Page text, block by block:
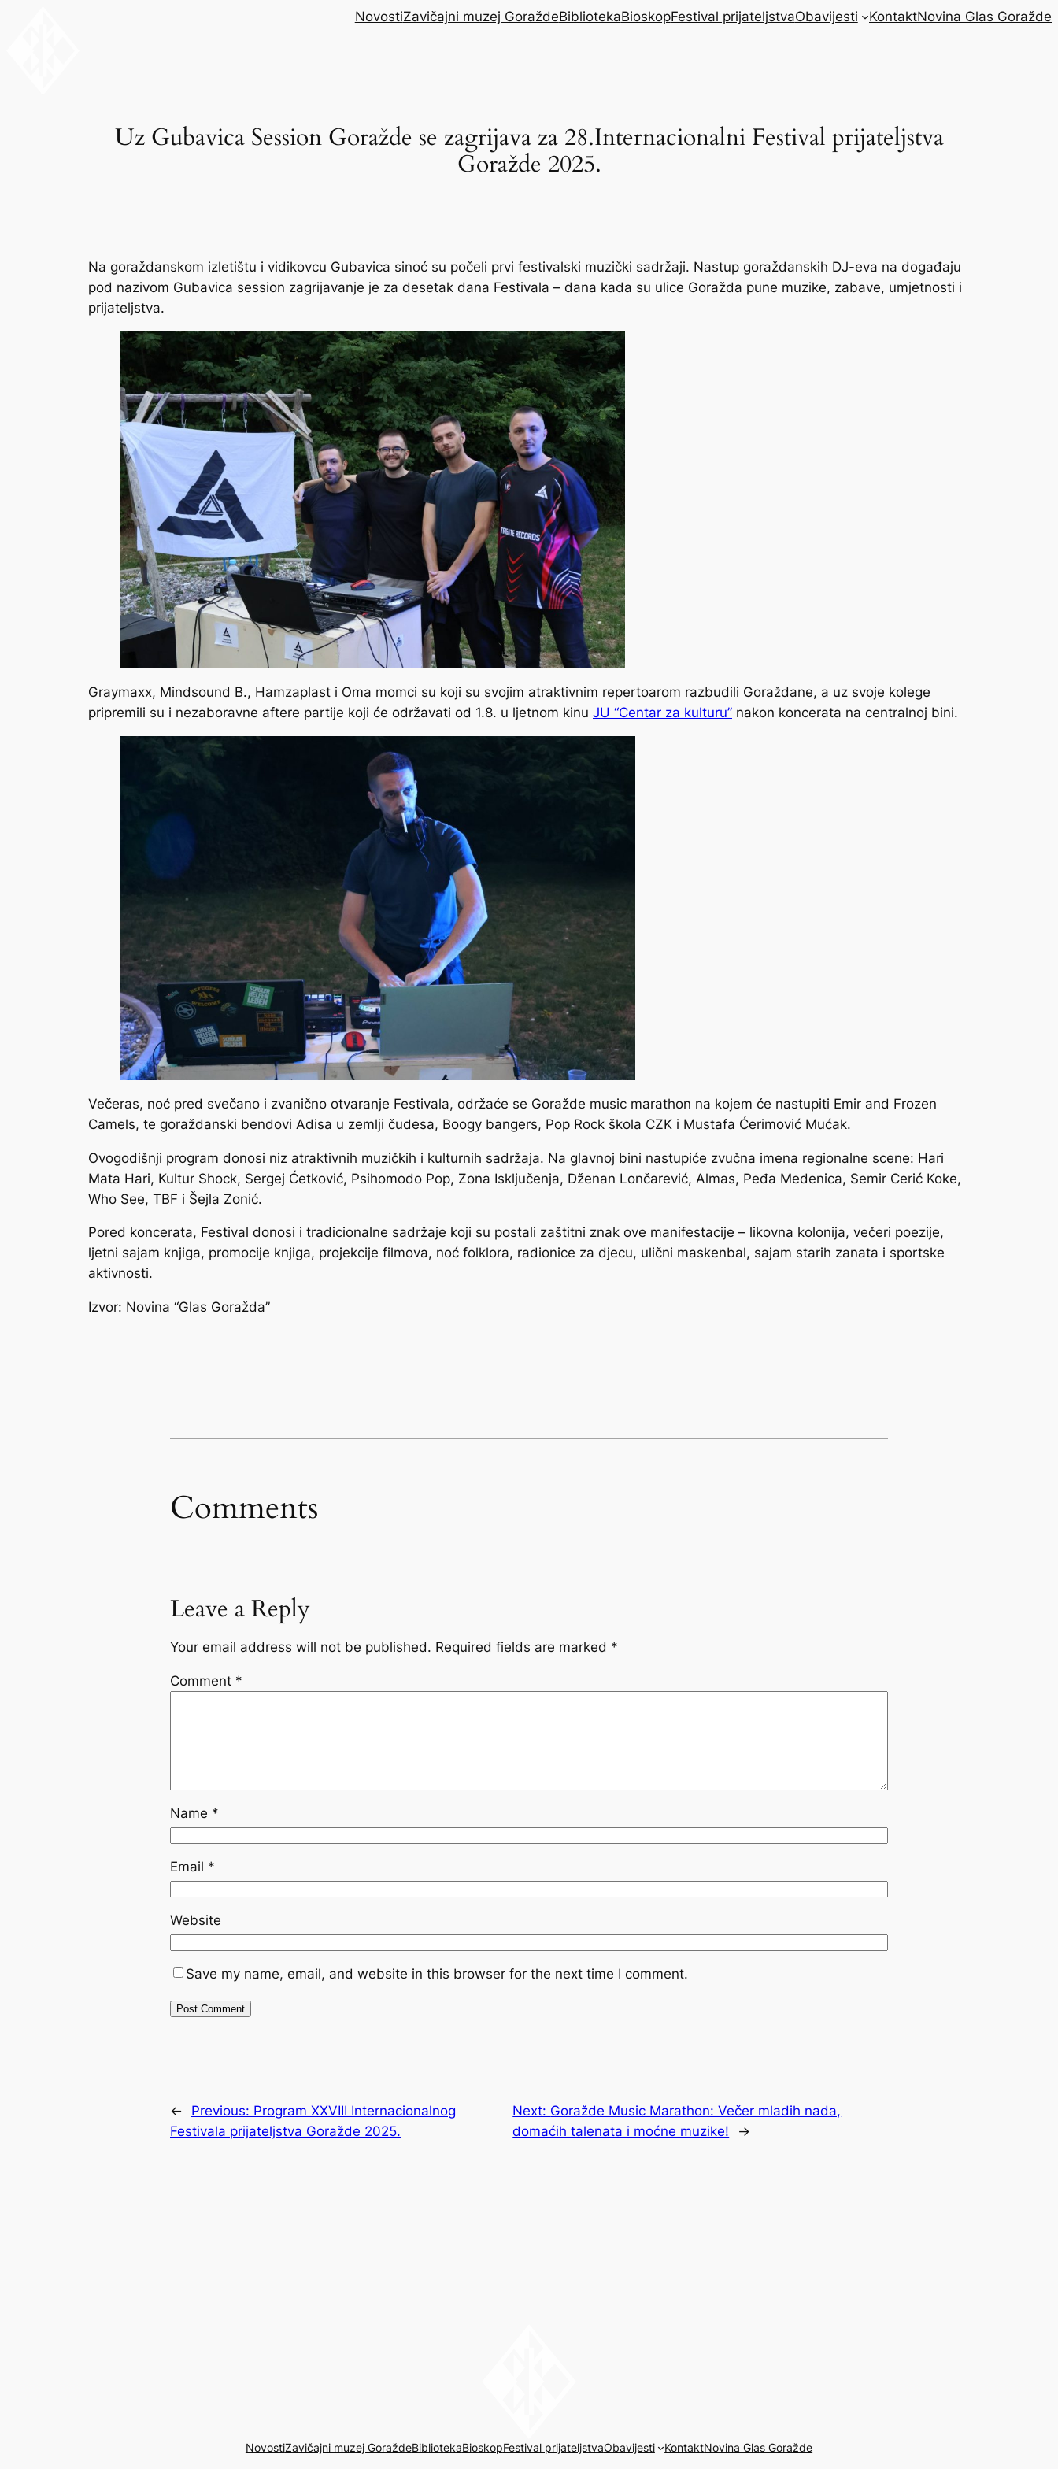
NovostiZavičajni muzej GoraždeBibliotekaBioskopFestival prijateljstvaObavijesti KontaktNovina Glas Goražde
Uz Gubavica Session Goražde se zagrijava za 28.Internacionalni Festival prijateljstva
Goražde 2025.
Na goraždanskom izletištu i vidikovcu Gubavica sinoć su počeli prvi festivalski muzički sadržaji. Nastup goraždanskih DJ-eva na događaju
pod nazivom Gubavica session zagrijavanje je za desetak dana Festivala – dana kada su ulice Goražda pune muzike, zabave, umjetnosti i
prijateljstva.
Graymaxx, Mindsound B., Hamzaplast i Oma momci su koji su svojim atraktivnim repertoarom razbudili Goraždane, a uz svoje kolege
pripremili su i nezaboravne aftere partije koji će održavati od 1.8. u ljetnom kinu JU “Centar za kulturu” nakon koncerata na centralnoj bini.
Večeras, noć pred svečano i zvanično otvaranje Festivala, održaće se Goražde music marathon na kojem će nastupiti Emir and Frozen
Camels, te goraždanski bendovi Adisa u zemlji čudesa, Boogy bangers, Pop Rock škola CZK i Mustafa Ćerimović Mućak.
Ovogodišnji program donosi niz atraktivnih muzičkih i kulturnih sadržaja. Na glavnoj bini nastupiće zvučna imena regionalne scene: Hari
Mata Hari, Kultur Shock, Sergej Ćetković, Psihomodo Pop, Zona Isključenja, Dženan Lončarević, Almas, Peđa Medenica, Semir Cerić Koke,
Who See, TBF i Šejla Zonić.
Pored koncerata, Festival donosi i tradicionalne sadržaje koji su postali zaštitni znak ove manifestacije – likovna kolonija, večeri poezije,
ljetni sajam knjiga, promocije knjiga, projekcije filmova, noć folklora, radionice za djecu, ulični maskenbal, sajam starih zanata i sportske
aktivnosti.
Izvor: Novina “Glas Goražda”
Comments
Leave a Reply
Your email address will not be published. Required fields are marked *
Comment *
Name *
Email *
Website
Save my name, email, and website in this browser for the next time I comment.
← Previous: Program XXVIII Internacionalnog
Festivala prijateljstva Goražde 2025.
Next: Goražde Music Marathon: Večer mladih nada,
domaćih talenata i moćne muzike!
→
NovostiZavičajni muzej GoraždeBibliotekaBioskopFestival prijateljstvaObavijesti KontaktNovina Glas Goražde